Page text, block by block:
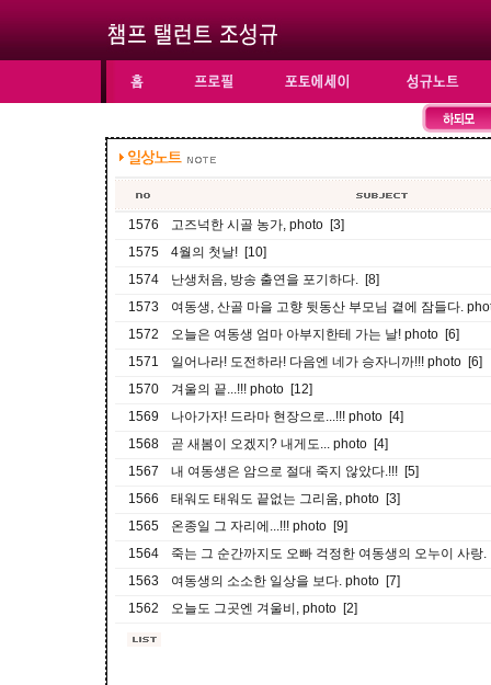
1576
고즈넉한 시골 농가, photo [3]
1575
4월의 첫날! [10]
1574
난생처음, 방송 출연을 포기하다. [8]
1573
여동생, 산골 마을 고향 뒷동산 부모님 곁에 잠들다.
1572
오늘은 여동생 엄마 아부지한테 가는 날! photo [6]
1571
일어나라! 도전하라! 다음엔 네가 승자니까!!! photo [6]
1570
겨울의 끝...!!! photo [12]
1569
나아가자! 드라마 현장으로...!!! photo [4]
1568
곧 새봄이 오겠지? 내게도... photo [4]
1567
내 여동생은 암으로 절대 죽지 않았다.!!! [5]
1566
태워도 태워도 끝없는 그리움, photo [3]
1565
온종일 그 자리에...!!! photo [9]
1564
죽는 그 순간까지도 오빠 걱정한 여동생의 오누이 사랑
1563
여동생의 소소한 일상을 보다. photo [7]
1562
오늘도 그곳엔 겨울비, photo [2]